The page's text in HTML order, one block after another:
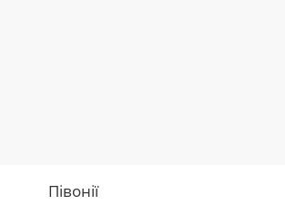
Півонії